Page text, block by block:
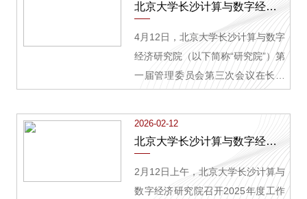
北京大学长沙计算与数字经济研究院第一届管理委员会第三次会议在长沙顺利召开
4月12日，北京大学长沙计算与数字
经济研究院（以下简称“研究院”）第
一届管理委员会第三次会议在长沙
党委常委、常务副校长张锦，长
2026-02-12
北京大学长沙计算与数字经济研究院召开2025年度总结表彰大会
2月12日上午，北京大学长沙计算与
数字经济研究院召开2025年度工作